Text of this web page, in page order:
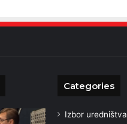
Categories
Izbor uredništva